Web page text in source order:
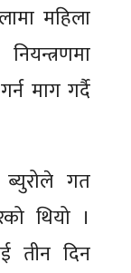
महिला
माग गर्दै
ब्युरोले गत
थियो ।
तीन दिन